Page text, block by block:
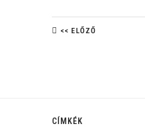
<< ELŐZŐ
CÍMKÉK